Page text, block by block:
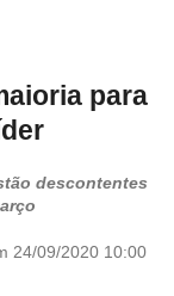
para
descontentes
24/09/2020 10:00